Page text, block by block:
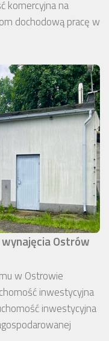
komercyjna na
dochodową pracę w
Ostrów
w Ostrowie
inwestycyjna
inwestycyjna